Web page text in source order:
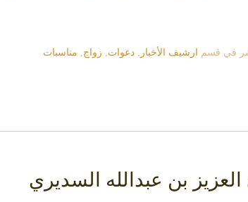
في قسم ارشيف الأخبار , دعوات, زواج, مناسبات
بن عبدالله السديري